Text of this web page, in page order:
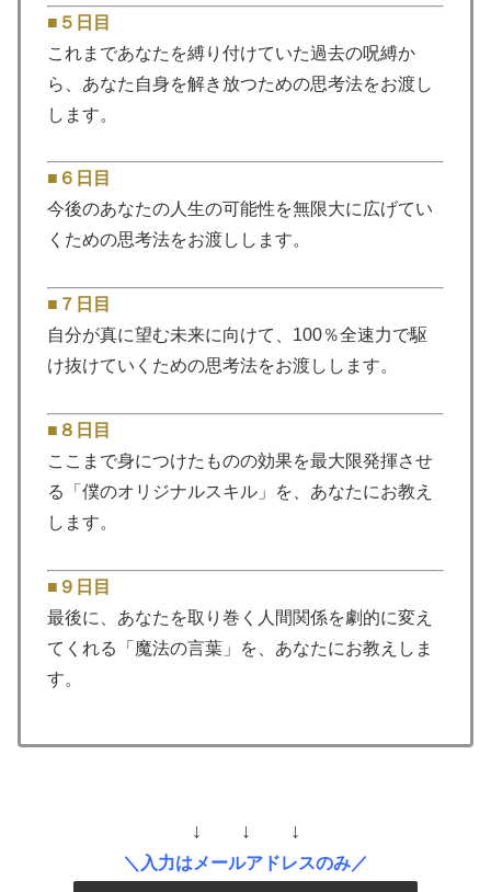
■５日目
これまであなたを縛り付けていた過去の呪縛か
ら、あなた自身を解き放つための思考法をお渡し
します。
■６日目
今後のあなたの人生の可能性を無限大に広げてい
くための思考法をお渡しします。
■７日目
自分が真に望む未来に向けて、100％全速力で駆
け抜けていくための思考法をお渡しします。
■８日目
ここまで身につけたものの効果を最大限発揮させ
る「僕のオリジナルスキル」を、あなたにお教え
します。
■９日目
最後に、あなたを取り巻く人間関係を劇的に変え
てくれる「魔法の言葉」を、あなたにお教えしま
す。
↓ ↓ ↓
＼入力はメールアドレスのみ／